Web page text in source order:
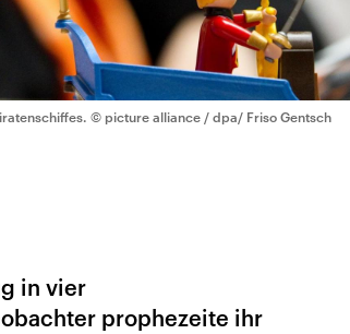
© picture alliance / dpa/ Friso Gentsch
in vier
prophezeite ihr